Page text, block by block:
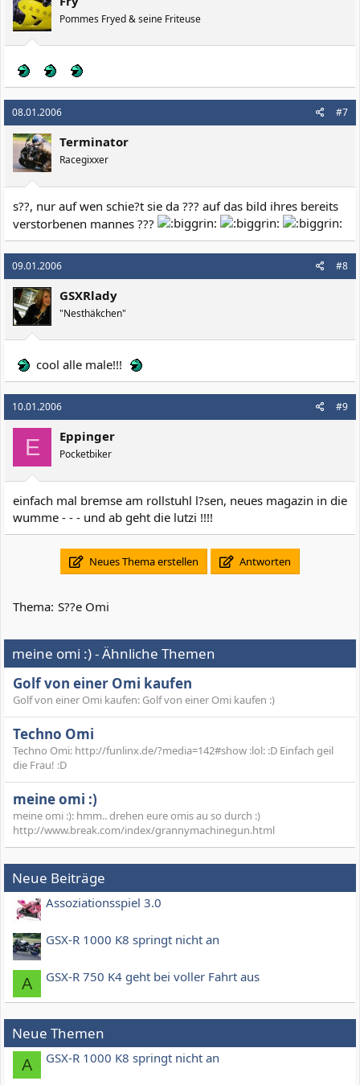
Pommes Fryed & seine Friteuse
08.01.2006 #7
Terminator
Racegixxer
s??, nur auf wen schie?t sie da ??? auf das bild ihres bereits
verstorbenen mannes ???
09.01.2006 #8
GSXRlady
"Nesthäkchen"
cool alle male!!!
10.01.2006 #9
E Eppinger
Pocketbiker
einfach mal bremse am rollstuhl l?sen, neues magazin in die
wumme - - - und ab geht die lutzi !!!!
Neues Thema erstellen Antworten
Thema: S??e Omi
meine omi :) - Ähnliche Themen
Golf von einer Omi kaufen
Golf von einer Omi kaufen: Golf von einer Omi kaufen :)
Techno Omi
Techno Omi: http://funlinx.de/?media=142#show :lol: :D Einfach geil
die Frau! :D
meine omi :)
meine omi :): hmm.. drehen eure omis au so durch :)
http://www.break.com/index/grannymachinegun.html
Neue Beiträge
Assoziationsspiel 3.0
GSX-R 1000 K8 springt nicht an
A GSX-R 750 K4 geht bei voller Fahrt aus
Neue Themen
A GSX-R 1000 K8 springt nicht an